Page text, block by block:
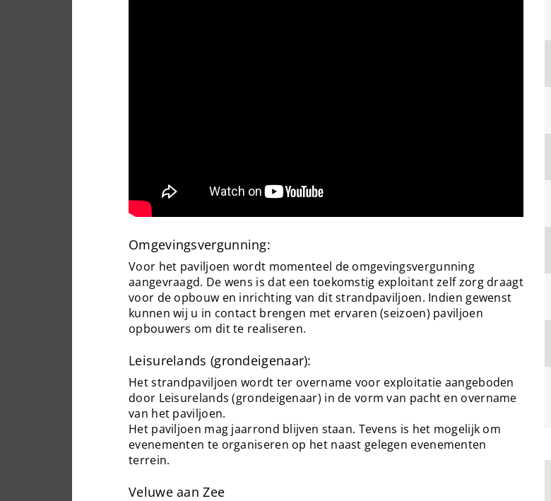
Omgevingsvergunning:
Voor het paviljoen wordt momenteel de omgevingsvergunning
aangevraagd. De wens is dat een toekomstig exploitant zelf zorg draagt
voor de opbouw en inrichting van dit strandpaviljoen. Indien gewenst
kunnen wij u in contact brengen met ervaren (seizoen) paviljoen
opbouwers om dit te realiseren.
Leisurelands (grondeigenaar):
Het strandpaviljoen wordt ter overname voor exploitatie aangeboden
door Leisurelands (grondeigenaar) in de vorm van pacht en overname
van het paviljoen.
Het paviljoen mag jaarrond blijven staan. Tevens is het mogelijk om
evenementen te organiseren op het naast gelegen evenementen
terrein.
Veluwe aan Zee